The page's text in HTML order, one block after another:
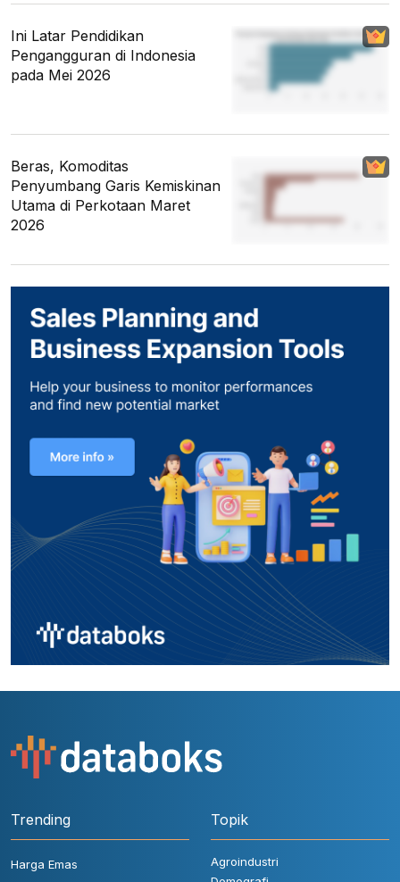
Ini Latar Pendidikan
Pengangguran di Indonesia
pada Mei 2026
Beras, Komoditas
Penyumbang Garis Kemiskinan
Utama di Perkotaan Maret
2026
Trending
Harga Emas
Topik
Agroindustri